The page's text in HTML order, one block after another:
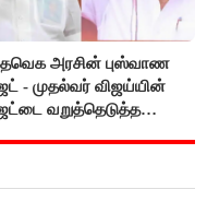
தவெக அரசின் புஸ்வாண
- முதல்வர் விஜய்யின்
வறுத்தெடுத்த